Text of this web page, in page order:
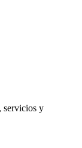
servicios y